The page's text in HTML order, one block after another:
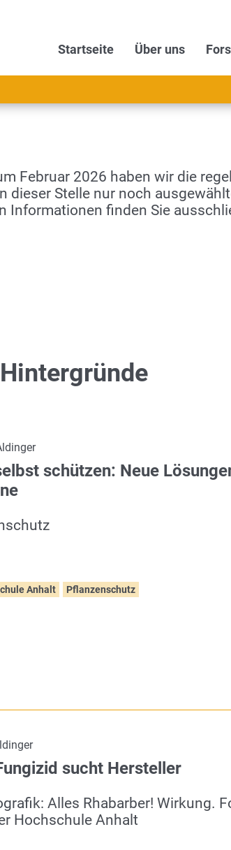
Startseite Über uns
Februar 2026 haben wir die
dieser Stelle nur noch
Informationen finden Sie
schützen: Neue
Anhalt Pflanzenschutz
sucht Hersteller
Alles Rhabarber! Wirkung.
Hochschule Anhalt